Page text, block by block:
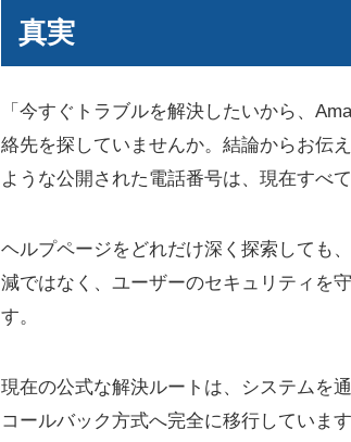
真実
「今すぐトラブルを解決したいから、
絡先を探していませんか。結論からお伝
ような公開された電話番号は、現在すべ
ヘルプページをどれだけ深く探索しても
減ではなく、ユーザーのセキュリティを
す。
現在の公式な解決ルートは、システムを
コールバック方式へ完全に移行していま